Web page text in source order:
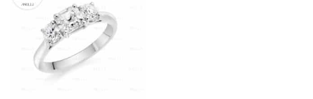
€10.000,00.
€7.700,00.